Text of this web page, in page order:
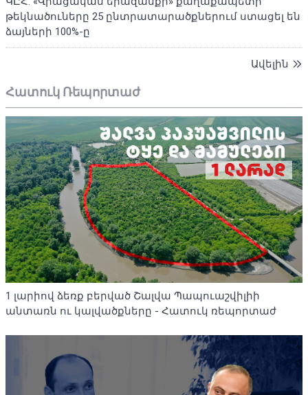
թեկնածուները 25 ընտրատարածքներում ստացել են
ձայների 100%-ը
Ավելին
Հատուկ Ռեպորտաժ
1 լարիով ձեռք բերված Շալվա Պապուաշվիլիի
անտառն ու կալվածքները - Հատուկ ռեպորտաժ